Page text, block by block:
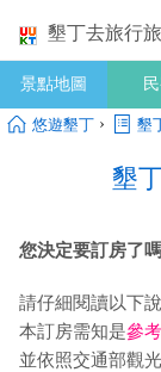
墾丁去旅行
景點地圖
悠遊墾丁 › 墾
墾
您決定要訂房了
請仔細閱讀以下說
本訂房需知是參
並依照交通部觀